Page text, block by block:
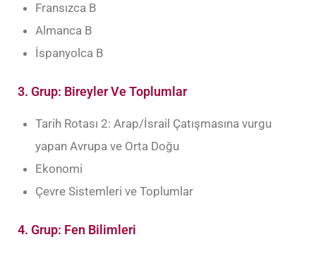
Fransızca B
Almanca B
İspanyolca B
3. Grup: Bireyler Ve Toplumlar
Tarih Rotası 2: Arap/İsrail Çatışmasına vurgu
yapan Avrupa ve Orta Doğu
Ekonomi
Çevre Sistemleri ve Toplumlar
4. Grup: Fen Bilimleri